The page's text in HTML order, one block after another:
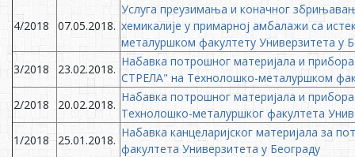
4/2018 07.05.2018.
Услуга преузимања и коначног
хемикалије у примарној амбалажи са
металуршком факултету Универзитета у
3/2018
23.02.2018.
Набавка потрошног материјала и
СТРЕЛА" на Технолошко-металуршком
2/2018
20.02.2018.
Набавка потрошног материјала и
Технолошко-металуршког факултета
1/2018
25.01.2018.
Набавка канцеларијског материјала за
факултета Универзитета у Београду